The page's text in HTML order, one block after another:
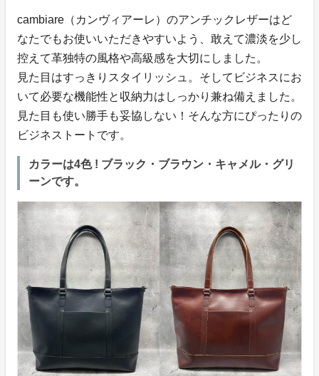
cambiare（カンヴィアーレ）のアンチックレザーはど
なたでもお使いいただきやすいよう、敢えて濃淡を少し
控えて革独特の風格や高級感を大切にしました。
見た目はすっきりスタイリッシュ。そしてビジネスにお
いて必要な機能性と収納力はしっかり兼ね備えました。
見た目も使い勝手も妥協しない！そんな方にぴったりの
ビジネストートです。
カラーは4色 ! ブラック・ブラウン・キャメル・グリ
ーンです。